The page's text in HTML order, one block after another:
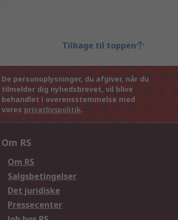
Tilbage til toppen
De personoplysninger, du afgiver, når du
tilmelder dig nyhedsbrevet, vil blive
behandlet i overensstemmelse med
vores privatlivspolitik.
Om RS
Om RS
Salgsbetingelser
Det juridiske
Pressecenter